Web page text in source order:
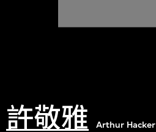
許敬雅 Arthur Hacker